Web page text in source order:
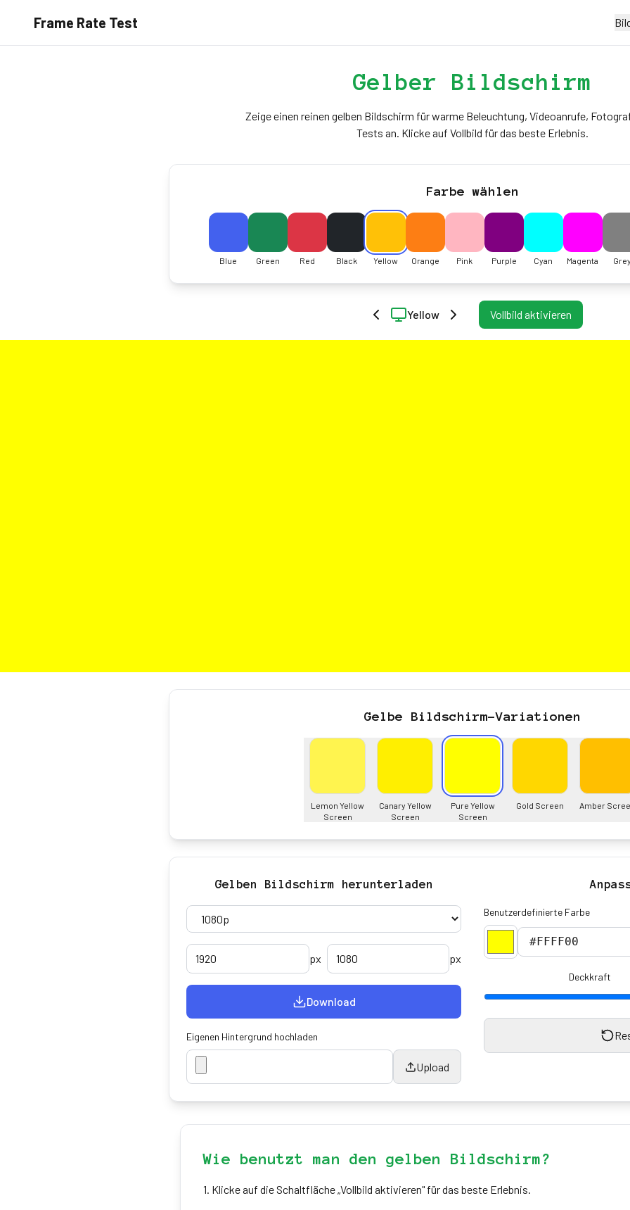
Frame Rate Test
Gelber Bildschirm
Zeige einen reinen gelben Bildschirm für warme Beleuchtung, Videoanrufe,
Tests an. Klicke auf Vollbild für das beste Erlebnis.
Farbe wählen
Blue Green Red Black Yellow Orange Pink Purple Cyan Magenta Grey
Yellow Vollbild aktivieren
Gelbe Bildschirm-Variationen
Lemon Yellow
Screen
Canary Yellow
Screen
Pure Yellow
Screen
Gold Screen Amber
Gelben Bildschirm herunterladen
px px
Download
Eigenen Hintergrund hochladen
Upload
Benutzerdefinierte Farbe
Deckkraft
Wie benutzt man den gelben Bildschirm?
1. Klicke auf die Schaltfläche „Vollbild aktivieren" für das beste Erlebnis.